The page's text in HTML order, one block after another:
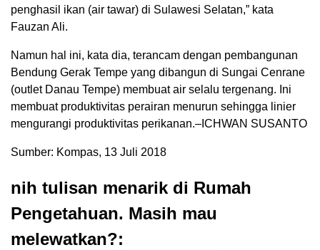
penghasil ikan (air tawar) di Sulawesi Selatan,” kata
Fauzan Ali.
Namun hal ini, kata dia, terancam dengan pembangunan
Bendung Gerak Tempe yang dibangun di Sungai Cenrane
(outlet Danau Tempe) membuat air selalu tergenang. Ini
membuat produktivitas perairan menurun sehingga linier
mengurangi produktivitas perikanan.–ICHWAN SUSANTO
Sumber: Kompas, 13 Juli 2018
nih tulisan menarik di Rumah
Pengetahuan. Masih mau
melewatkan?: